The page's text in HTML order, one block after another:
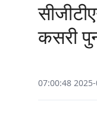
कसरी
07:00:48